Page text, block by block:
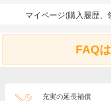
マイページ(購入履歴、
FAQ
充実の延長補償